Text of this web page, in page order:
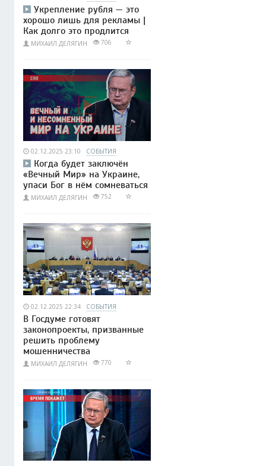
Укрепление рубля — это
хорошо лишь для рекламы |
Как долго это продлится
МИХАИЛ ДЕЛЯГИН 706
02.12.2025 23:10 СОБЫТИЯ
Когда будет заключён
«Вечный Мир» на Украине,
упаси Бог в нём сомневаться
МИХАИЛ ДЕЛЯГИН 752
02.12.2025 22:34 СОБЫТИЯ
В Госдуме готовят
законопроекты, призванные
решить проблему
мошенничества
МИХАИЛ ДЕЛЯГИН 770